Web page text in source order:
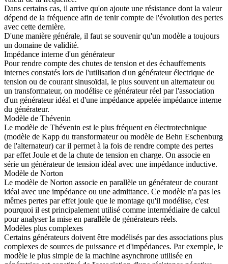
Dans certains cas, il arrive qu'on ajoute une résistance dont la valeur
dépend de la fréquence afin de tenir compte de l'évolution des pertes
avec cette dernière.
D'une manière générale, il faut se souvenir qu'un modèle a toujours
un domaine de validité.
Impédance interne d'un générateur
Pour rendre compte des chutes de tension et des échauffements
internes constatés lors de l'utilisation d'un générateur électrique de
tension ou de courant sinusoïdal, le plus souvent un alternateur ou
un transformateur, on modélise ce générateur réel par l'association
d'un générateur idéal et d'une impédance appelée impédance interne
du générateur.
Modèle de Thévenin
Le modèle de Thévenin est le plus fréquent en électrotechnique
(modèle de Kapp du transformateur ou modèle de Behn Eschenburg
de l'alternateur) car il permet à la fois de rendre compte des pertes
par effet Joule et de la chute de tension en charge. On associe en
série un générateur de tension idéal avec une impédance inductive.
Modèle de Norton
Le modèle de Norton associe en parallèle un générateur de courant
idéal avec une impédance ou une admittance. Ce modèle n'a pas les
mêmes pertes par effet joule que le montage qu'il modélise, c'est
pourquoi il est principalement utilisé comme intermédiaire de calcul
pour analyser la mise en parallèle de générateurs réels.
Modèles plus complexes
Certains générateurs doivent être modélisés par des associations plus
complexes de sources de puissance et d'impédances. Par exemple, le
modèle le plus simple de la machine asynchrone utilisée en